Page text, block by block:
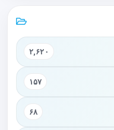
۲,۶۲۰
۱۵۷
۶۸